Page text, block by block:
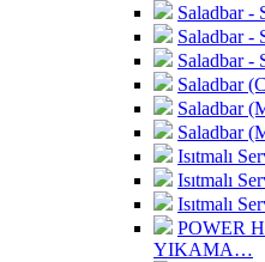
Saladbar -
Saladbar -
Saladbar -
Saladbar
Saladbar
Saladbar
Isıtmalı
Isıtmalı
Isıtmalı
POWER
YIKAMA…